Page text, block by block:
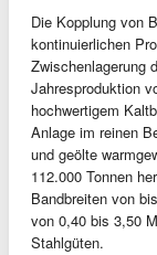
Die Kopplung von
kontinuierlichen
Zwischenlagerung
Jahresproduktion
hochwertigem
Anlage im reinen
und geölte
112.000 Tonnen
Bandbreiten von
von 0,40 bis 3,50
Stahlgüten.